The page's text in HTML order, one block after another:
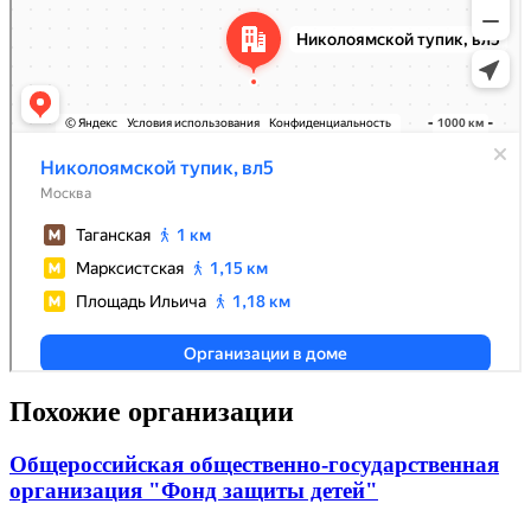
Похожие организации
Общероссийская общественно-государственная
организация "Фонд защиты детей"